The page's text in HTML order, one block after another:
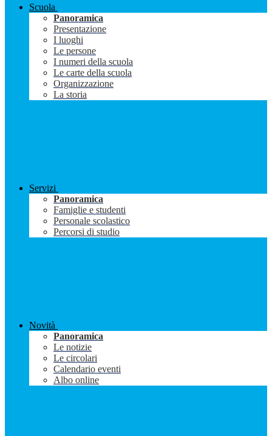
Scuola
Panoramica
Presentazione
I luoghi
Le persone
I numeri della scuola
Le carte della scuola
Organizzazione
La storia
Servizi
Panoramica
Famiglie e studenti
Personale scolastico
Percorsi di studio
Novità
Panoramica
Le notizie
Le circolari
Calendario eventi
Albo online